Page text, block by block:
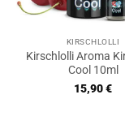
KIRSCHLOLLI
Kirschlolli Aroma
Cool 10ml
15,90€